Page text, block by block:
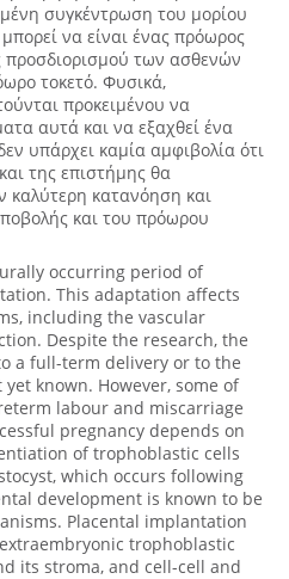
selectins are reportedly expressed at the fetal-maternal interface and P-selectin stimulates Th1 migration into the fetal-maternal interface. Since predominance of anti-inflammatory Th2 cytokines over pro-inflammatory Th1 cytokines at the fetal-maternal interface would support maintenance of pregnancy, the prevalence of a Th1-type response hampers fetus survival. In addition, P-selectin is present on platelets and plays an important role in the adhesion of platelets with procoagulant activity. P-selectin is a component of the alpha-granule membrane of resting platelets that is only expressed on the platelet surface membrane after alphagranule secretion. When platelets are stimulated, P-selectin is rapidly redistributed from the alpha-granule membrane to the platelet surface. This change in P-selectin expression on platelets is known to be a marker of platelet activation. Although the pathophysiological mechanism is not clearly known, one of the proposed causes of pregnancy failure is uteroplacental thrombosis and P-selectin may be associated with this. Hence as many adhesion molecules are known to be effective in the normal development of a pregnancy, the analysis of adhesion molecules in spontaneous abortions and preterm labour will provide useful information for clarifying the physiopathology of these conditions. In as much as adhesion molecules might have an important role in the process of implantation and placentation and the immunological interactions between the mother and the fetus, we hypothesized that abnormal implantation of the conceptus, or abnormal maternity immunological response might result in altered expression, production, and secretion of soluble adhesion molecules. Furthermore, if the levels of serum adhesive molecules are indeed altered in early stage of pregnancy, this manifestation may possibly serve as an early serum marker for pregnancy vitality. For evaluation of this hypothesis, we conducted a prospective case control study in which the serum levels of sICAM-1, sVCAM-1, sE-selectin and sP-selectin were determined and compared between women with fullterm deliveries, idiopathic preterm labours and miscarriages. While several studies investigated the levels and role of adhesive molecules in pregnancy, this is the first attempt at the evaluation of their soluble forms in failed pregnancy and preterm labour. We recruited sixty four women in our study. Blood sample was obtained from these women during the first, the second and third trimester of their pregnancy and the serum levels of the adhesive molecules were determined using the ELISA method. Eighteen of our study’s women had a miscarriage; fifteen went into spontaneous preterm labour and thirty-one women delivered after 36 weeks of gestation. When we examined the relation between the expression of the soluble adhesions molecules in the first trimester and the pregnancy outcome we found that there was no difference in women who subsequently had a miscarriage or a preterm labour to those who had a full-term delivery. Particularly, in the samples taken from those patients who subsequently had a term labour the mean concentrations of sICAM-1, sVCAM-1, sP-selectin and sE-selectin were 591.35 ±143.35 ng/ml, 271.19±39.19 ng/ml, 56.93±14.93 ng/ml and 33.06 ±10.94 ng/ml respectively. In the samples taken from those patients who subsequently had a miscarriage the mean concentrations of sICAM-1, sVCAM-1, sP-selectin and sE-selectin were 554.88±124.12 ng/ml, 270.78±35.78 ng/ml, 56.71±13.77 ng/ml and 33.11±8.11 ng/ml respectively. In the samples taken from those patients who subsequently had a preterm labour the mean concentrations of sICAM-1, sVCAM-1, sP-selectin and sEselectin were 560.73±124.27 ng/ml, 269.33± 39.33 ng/ml, 54.8±12.8 ng/ml and 32.6±7.6 ng/ml respectively. Very interesting was our finding that sICAM-1, during the second trimester, was up regulated in the peripheral blood among women who subsequently had a spontaneous preterm delivery compared to those that had a term delivery in our group of study. Hence, regarding serum levels of the adhesive molecules during the second trimester of the pregnancy, we found a statistically significant difference only for sICAM-1 (p<0,01) since its level was 268.51±21.49 ng/ml in the group of women who subsequently had a full term delivery comparing to 381.13±21.13 ng/ml in the group of women who subsequently had a preterm delivery. No statistically significant difference was found regarding sVCAM-1, sP-selectin and sE-selectin (527.61±23.39 ng/